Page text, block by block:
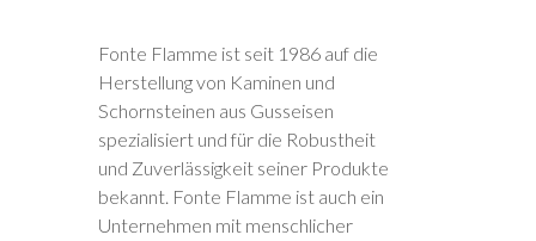
Fonte Flamme ist seit 1986 auf die
Herstellung von Kaminen und
Schornsteinen aus Gusseisen
spezialisiert und für die Robustheit
und Zuverlässigkeit seiner Produkte
bekannt. Fonte Flamme ist auch ein
Unternehmen mit menschlicher